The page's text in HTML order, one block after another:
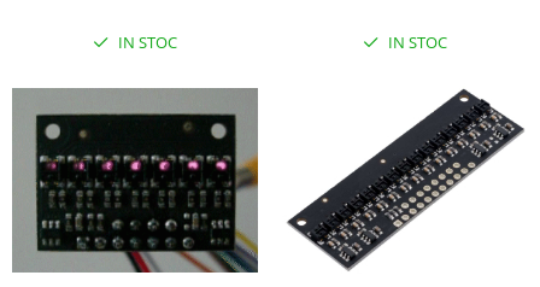
IN STOC IN STOC